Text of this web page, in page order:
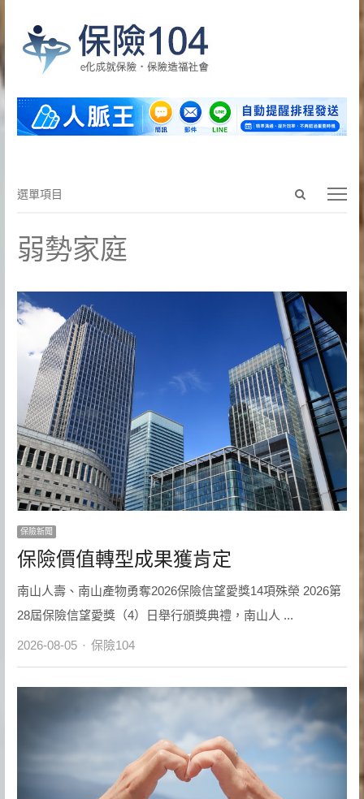
Open
search
選
目
選單項目
弱勢家庭
保險新聞
保險價值轉型成果獲肯定
南山人壽、南山產物勇奪2026保險信望愛獎14項殊榮 2026第
28屆保險信望愛獎（4）日舉行頒獎典禮，南山人 ...
2026-08-05 Author
保險104